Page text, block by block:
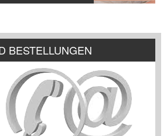
BESTELLUNGEN